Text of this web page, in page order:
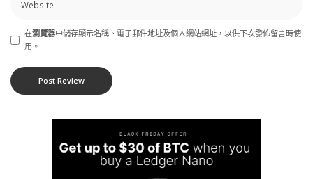
在瀏覽器中儲存顯示名稱、電子郵件地址及個人網站網址，以供下次發佈留言時使
用。